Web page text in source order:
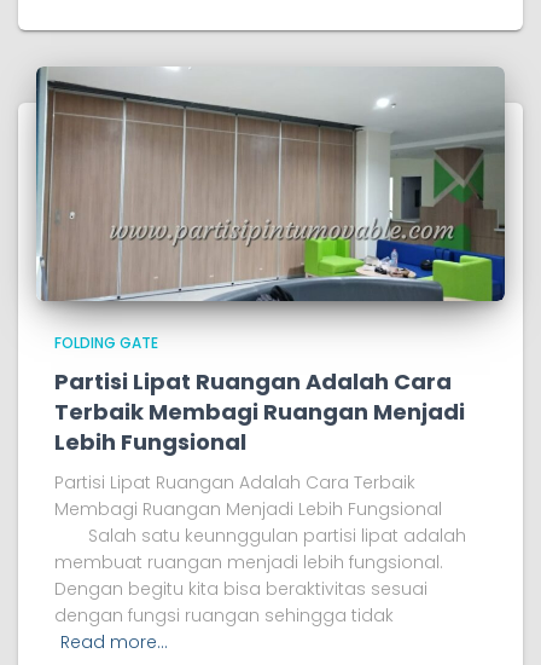
FOLDING GATE
Partisi Lipat Ruangan Adalah Cara
Terbaik Membagi Ruangan Menjadi
Lebih Fungsional
Partisi Lipat Ruangan Adalah Cara Terbaik
Membagi Ruangan Menjadi Lebih Fungsional
Salah satu keunnggulan partisi lipat adalah
membuat ruangan menjadi lebih fungsional.
Dengan begitu kita bisa beraktivitas sesuai
dengan fungsi ruangan sehingga tidak
Read more…